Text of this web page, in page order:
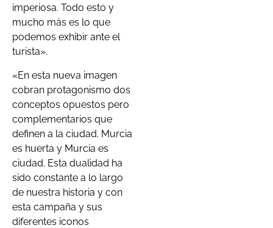
imperiosa. Todo esto y
mucho más es lo que
podemos exhibir ante el
turista».
«En esta nueva imagen
cobran protagonismo dos
conceptos opuestos pero
complementarios que
definen a la ciudad. Murcia
es huerta y Murcia es
ciudad. Esta dualidad ha
sido constante a lo largo
de nuestra historia y con
esta campaña y sus
diferentes iconos